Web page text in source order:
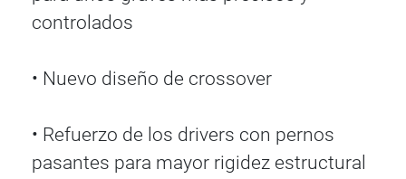
controlados
• Nuevo diseño de crossover
• Refuerzo de los drivers con pernos
pasantes para mayor rigidez estructural